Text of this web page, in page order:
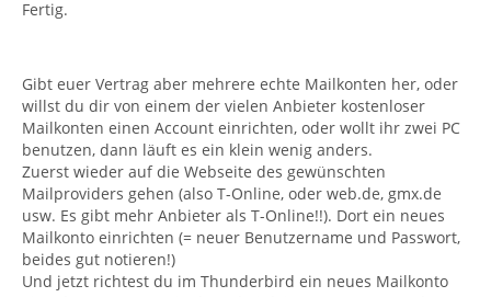
Fertig.
Gibt euer Vertrag aber mehrere echte Mailkonten her, oder
willst du dir von einem der vielen Anbieter kostenloser
Mailkonten einen Account einrichten, oder wollt ihr zwei PC
benutzen, dann läuft es ein klein wenig anders.
Zuerst wieder auf die Webseite des gewünschten
Mailproviders gehen (also T-Online, oder web.de, gmx.de
usw. Es gibt mehr Anbieter als T-Online!!). Dort ein neues
Mailkonto einrichten (= neuer Benutzername und Passwort,
beides gut notieren!)
Und jetzt richtest du im Thunderbird ein neues Mailkonto